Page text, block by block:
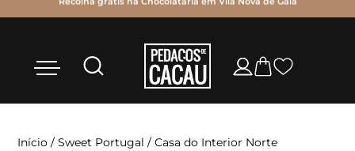
Início /Sweet Portugal / Casa do Interior Norte